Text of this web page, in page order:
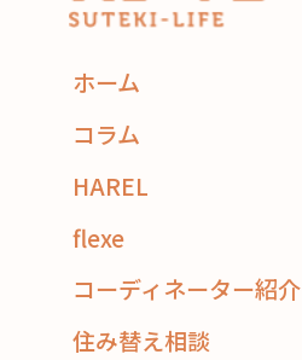
ホーム
コラム
HAREL
flexe
コーディネーター紹介
住み替え相談